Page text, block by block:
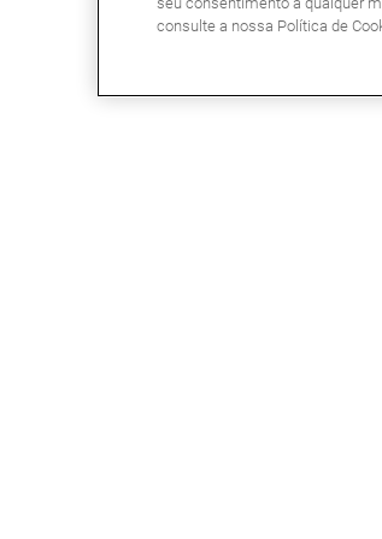
consulte a nossa Política de